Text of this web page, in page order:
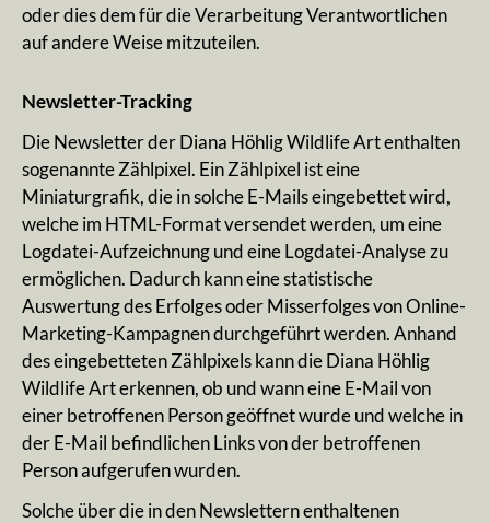
oder dies dem für die Verarbeitung Verantwortlichen
auf andere Weise mitzuteilen.
Newsletter-Tracking
Die Newsletter der Diana Höhlig Wildlife Art enthalten
sogenannte Zählpixel. Ein Zählpixel ist eine
Miniaturgrafik, die in solche E-Mails eingebettet wird,
welche im HTML-Format versendet werden, um eine
Logdatei-Aufzeichnung und eine Logdatei-Analyse zu
ermöglichen. Dadurch kann eine statistische
Auswertung des Erfolges oder Misserfolges von Online-
Marketing-Kampagnen durchgeführt werden. Anhand
des eingebetteten Zählpixels kann die Diana Höhlig
Wildlife Art erkennen, ob und wann eine E-Mail von
einer betroffenen Person geöffnet wurde und welche in
der E-Mail befindlichen Links von der betroffenen
Person aufgerufen wurden.
Solche über die in den Newslettern enthaltenen